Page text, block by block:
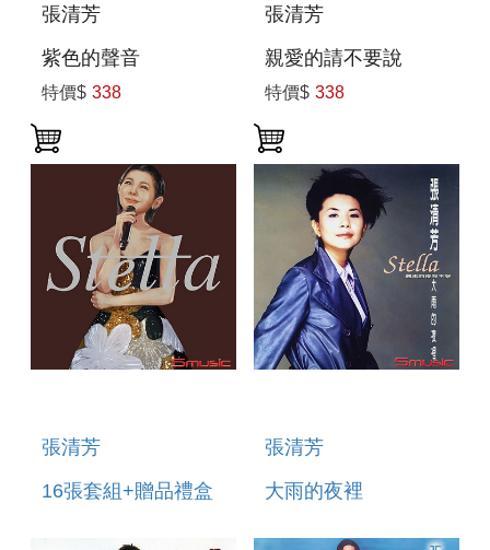
張清芳
紫色的聲音
特價$ 338
張清芳
親愛的請不要說
特價$ 338
張清芳
16張套組+贈品禮盒
張清芳
大雨的夜裡